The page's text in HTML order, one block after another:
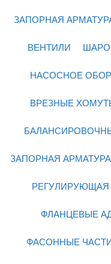
ЗАПОРНАЯ
ВЕНТИЛИ
НАСОСНОЕ
ВРЕЗНЫЕ
ЗАПОРНАЯ
РЕГУЛИРУЮЩАЯ
ФЛАНЦЕВЫЕ
ФАСОННЫЕ